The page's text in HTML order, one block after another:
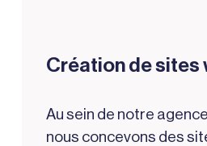
Création de sites
Au sein de notre
nous concevons des